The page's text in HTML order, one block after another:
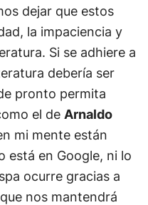
dejar que estos
la impaciencia y
Si se adhiere a
debería ser
pronto permita
el de Arnaldo
mi mente están
está en Google, ni lo
ocurre gracias a
nos mantendrá